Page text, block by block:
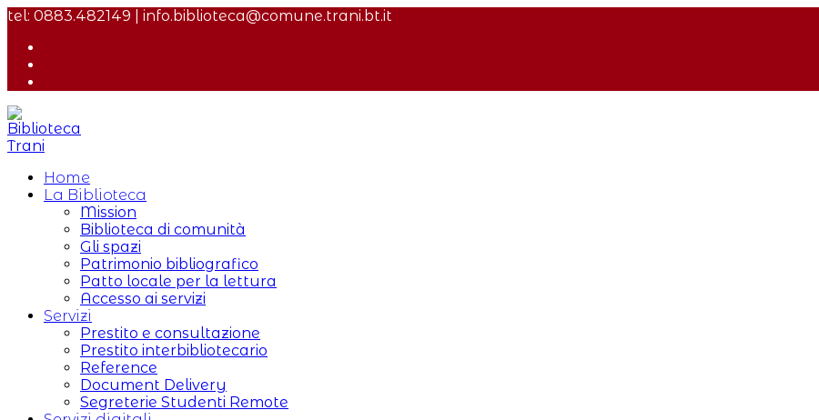
Salta
contenuto
tel: 0883.482149 | info.biblioteca@comune.trani.bt.it
Home
La Biblioteca
Mission
Biblioteca di comunità
Gli spazi
Patrimonio bibliografico
Patto locale per la lettura
Accesso ai servizi
Servizi
Prestito e consultazione
Prestito interbibliotecario
Reference
Document Delivery
Segreterie Studenti Remote